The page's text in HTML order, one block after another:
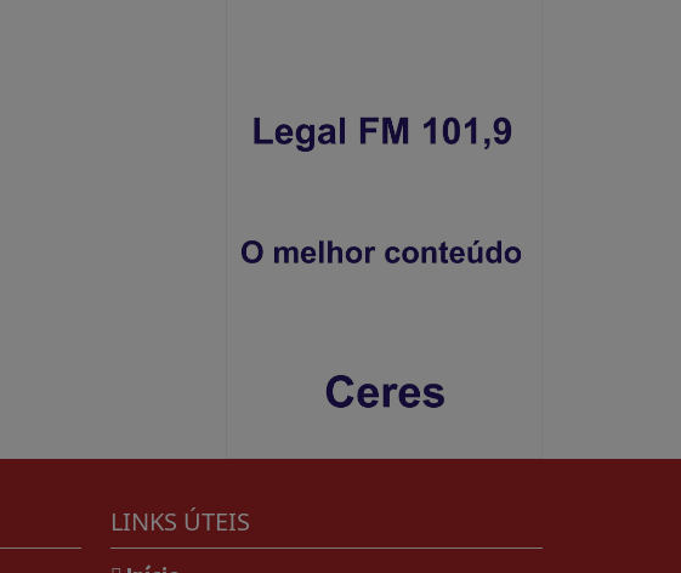
LINKS ÚTEIS